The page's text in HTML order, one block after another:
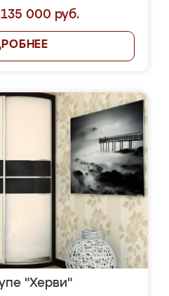
000 руб.
"Херви"